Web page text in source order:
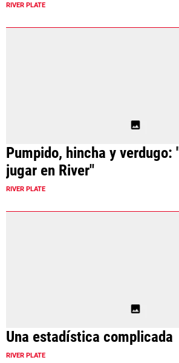
RIVER PLATE
Pumpido, hincha y verdugo:
jugar en River"
RIVER PLATE
Una estadística complicada
RIVER PLATE